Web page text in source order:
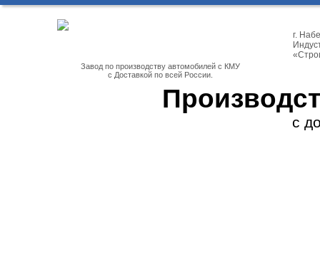
Завод по производству автомобилей с КМУ
с Доставкой по всей России.
г.
с